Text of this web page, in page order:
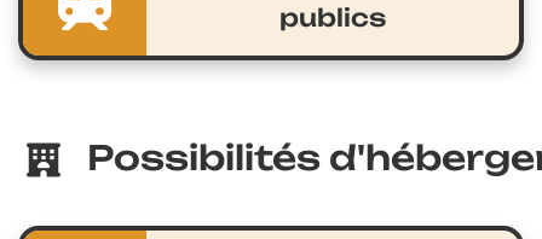
publics
Possibilités